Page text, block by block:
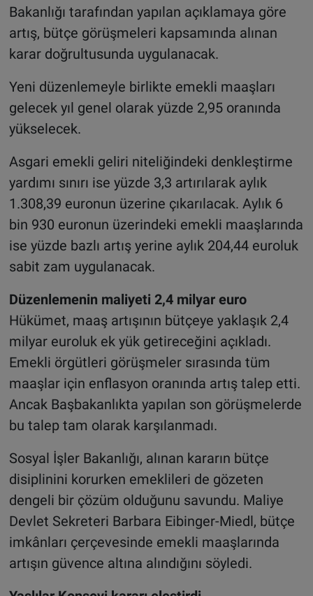
Bakanlığı tarafından yapılan açıklamaya göre
artış, bütçe görüşmeleri kapsamında alınan
karar doğrultusunda uygulanacak.
Yeni düzenlemeyle birlikte emekli maaşları
gelecek yıl genel olarak yüzde 2,95 oranında
yükselecek.
Asgari emekli geliri niteliğindeki denkleştirme
yardımı sınırı ise yüzde 3,3 artırılarak aylık
1.308,39 euronun üzerine çıkarılacak. Aylık 6
bin 930 euronun üzerindeki emekli maaşlarında
ise yüzde bazlı artış yerine aylık 204,44 euroluk
sabit zam uygulanacak.
Düzenlemenin maliyeti 2,4 milyar euro
Hükümet, maaş artışının bütçeye yaklaşık 2,4
milyar euroluk ek yük getireceğini açıkladı.
Emekli örgütleri görüşmeler sırasında tüm
maaşlar için enflasyon oranında artış talep etti.
Ancak Başbakanlıkta yapılan son görüşmelerde
bu talep tam olarak karşılanmadı.
Sosyal İşler Bakanlığı, alınan kararın bütçe
disiplinini korurken emeklileri de gözeten
dengeli bir çözüm olduğunu savundu. Maliye
Devlet Sekreteri Barbara Eibinger-Miedl, bütçe
imkânları çerçevesinde emekli maaşlarında
artışın güvence altına alındığını söyledi.